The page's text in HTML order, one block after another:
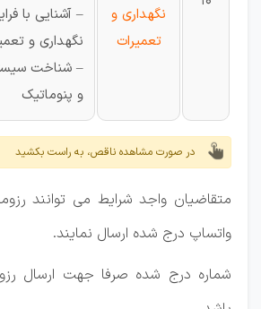
نگهداری و
تعمیرات
– آشنایی با
نگهداری و
– شناخت
و پنوماتیک
در صورت مشاهده ناقص، به راست بکشید
متقاضیان واجد شرایط می توانند
واتساپ درج شده ارسال نمایند.
شماره درج شده صرفا جهت ارسال